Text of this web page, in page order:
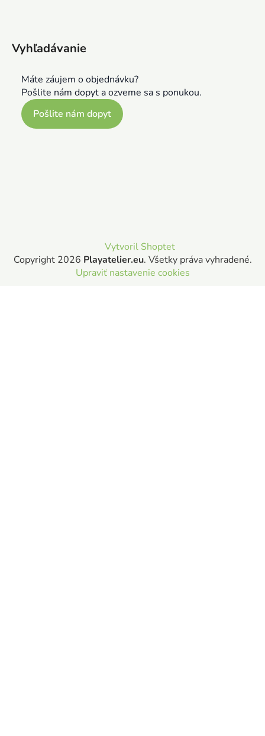
Vyhľadávanie
Máte záujem o objednávku?
Pošlite nám dopyt a ozveme sa s ponukou.
Pošlite nám dopyt
Vytvoril Shoptet
Copyright 2026 Playatelier.eu. Všetky práva vyhradené.
Upraviť nastavenie cookies